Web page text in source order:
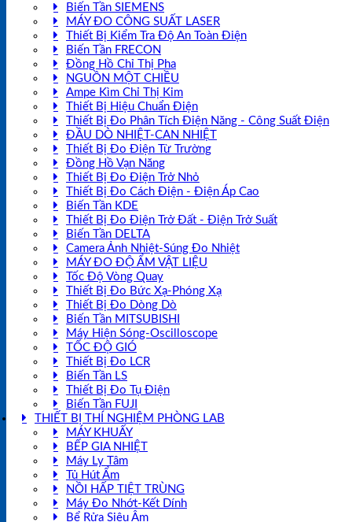
Biến Tần SIEMENS
MÁY ĐO CÔNG SUẤT LASER
Thiết Bị Kiểm Tra Độ An Toàn Điện
Biến Tần FRECON
Đồng Hồ Chỉ Thị Pha
NGUỒN MỘT CHIỀU
Ampe Kìm Chỉ Thị Kim
Thiết Bị Hiệu Chuẩn Điện
Thiết Bị Đo Phân Tích Điện Năng - Công Suất Điện
ĐẦU DÒ NHIỆT-CAN NHIỆT
Thiết Bị Đo Điện Từ Trường
Đồng Hồ Vạn Năng
Thiết Bị Đo Điện Trở Nhỏ
Thiết Bị Đo Cách Điện - Điện Áp Cao
Biến Tần KDE
Thiết Bị Đo Điện Trở Đất - Điện Trở Suất
Biến Tần DELTA
Camera Ảnh Nhiệt-Súng Đo Nhiệt
MÁY ĐO ĐỘ ẨM VẬT LIỆU
Tốc Độ Vòng Quay
Thiết Bị Đo Bức Xạ-Phóng Xạ
Thiết Bị Đo Dòng Dò
Biến Tần MITSUBISHI
Máy Hiện Sóng-Oscilloscope
TỐC ĐỘ GIÓ
Thiết Bị Đo LCR
Biến Tần LS
Thiết Bị Đo Tụ Điện
Biến Tần FUJI
THIẾT BỊ THÍ NGHIỆM PHÒNG LAB
MÁY KHUẤY
BẾP GIA NHIỆT
Máy Ly Tâm
Tủ Hút Ẩm
NỒI HẤP TIỆT TRÙNG
Máy Đo Nhớt-Kết Dính
Bể Rửa Siêu Âm